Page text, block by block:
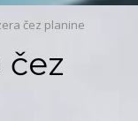
čez planine
čez